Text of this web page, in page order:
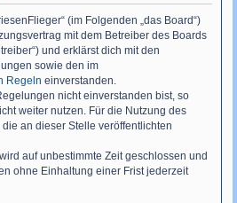
(im Folgenden „das Board“)
mit dem Betreiber des Boards
und erklärst dich mit den
sowie den im
Regeln einverstanden.
nicht einverstanden bist, so
weiter nutzen. Für die Nutzung des
an dieser Stelle veröffentlichten
auf unbestimmte Zeit geschlossen und
ohne Einhaltung einer Frist jederzeit